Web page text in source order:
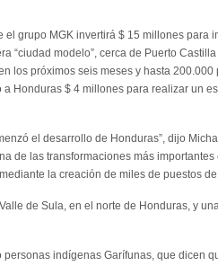
grupo MGK invertirá $ 15 millones para
“ciudad modelo”, cerca de Puerto Castilla
los próximos seis meses y hasta 200.000
Honduras $ 4 millones para realizar un
el desarrollo de Honduras”, dijo
de las transformaciones más
la creación de miles de puestos de
de Sula, en el norte de Honduras, y
indígenas Garífunas, que dicen